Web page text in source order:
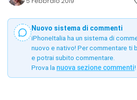
Nuovo sistema di commenti
iPhoneItalia ha un sistema di
nuovo e nativo! Per commentare ti
e potrai subito commentare.
Prova la nuova sezione commenti!